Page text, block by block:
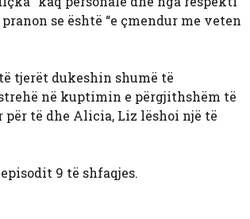
se është “e çmendur me veten
tjerët dukeshin shumë të
në kuptimin e përgjithshëm të
të dhe Alicia, Liz lëshoi ​​një të
9 të shfaqjes.